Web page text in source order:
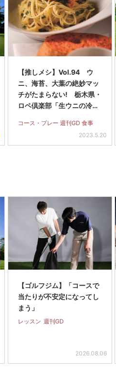
【推しメシ】Vol.94 ウ
ニ、海苔、大葉の絶妙マッ
チがたまらない! 栃木県・
ロペ倶楽部「生ウニの冷製
コース・プレー 週刊GD 食事
2023.5.20
【ゴルフジム】「コースで
当たりが不安定になってし
まう」
レッスン 週刊GD
2026.08.06